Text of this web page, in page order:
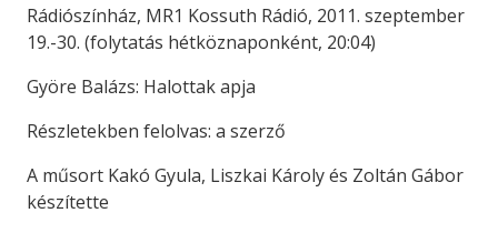
Rádiószínház, MR1 Kossuth Rádió, 2011. szeptember
19.-30. (folytatás hétköznaponként, 20:04)
Györe Balázs: Halottak apja
Részletekben felolvas: a szerző
A műsort Kakó Gyula, Liszkai Károly és Zoltán Gábor
készítette